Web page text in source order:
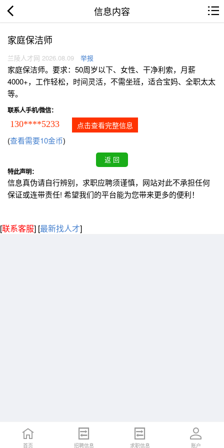
信息内容
家庭保洁师
兰陵人才网 2026.08.09 举报
家庭保洁师。要求：50周岁以下、女性、干净利索，月薪
4000+，工作轻松，时间灵活，不需坐班，适合宝妈、全职太太
等。
联系人手机/微信：
130****5233 点击查看完整信息
(查看需要10金币)
特此声明：
信息真伪请自行辨别，求职应聘须谨慎，网站对此不承担任何
保证或连带责任! 希望我们的平台能为您带来更多的便利！
[联系客服] [最新找人才]
首页 招聘信息 求职信息 账户